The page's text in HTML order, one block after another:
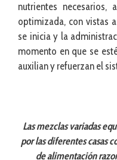
nutrientes necesarios,
optimizada, con vistas
se inicia y la
momento en que se
auxilian y refuerzan el
Las mezclas variadas
por las diferentes casas
de alimentación